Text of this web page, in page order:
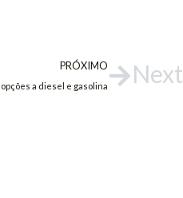
PRÓXIMO
a diesel e gasolina Next